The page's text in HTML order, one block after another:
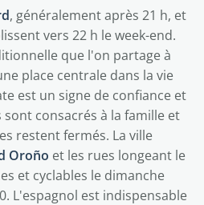
, généralement après 21 h, et
vers 22 h le week-end.
que l'on partage à
place centrale dans la vie
est un signe de confiance et
consacrés à la famille et
restent fermés. La ville
Oroño et les rues longeant le
et cyclables le dimanche
L'espagnol est indispensable